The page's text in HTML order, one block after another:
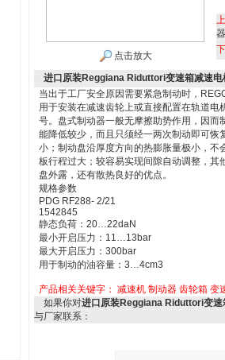
点击放大
器
进口原装Reggiana Riduttori变速箱减速电
当出于工厂安全原因需要紧急制动时，
用于安装在减速齿轮上或直接配置在轨道
号。盘式制动器一般无摩擦助势作用，因
能降低较少，而且只须经一两次制动即可
小；制动盘沿厚度方向的热膨胀量极小，
板行程过大；较容易实现间隙自动调整，
盘外露，还有散热良好的优点。
规格参数
PDG RF288- 2/21
1542845
静态负荷：20…22daN
最小开启压力：11…13bar
最大开启压力：300bar
用于制动的油容量：3…4cm3
产品相关关键字： 减速机 制动器 齿轮箱 变
如果你对进口原装Reggiana Riduttori变速
与厂家联系：